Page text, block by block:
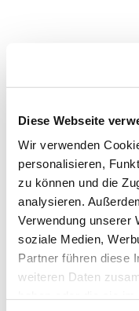
Diese Webseite
Wir verwenden
personalisieren,
zu können und die
analysieren.
Verwendung unserer
soziale Medien,
Partner führen diese
weiteren Daten
Dies